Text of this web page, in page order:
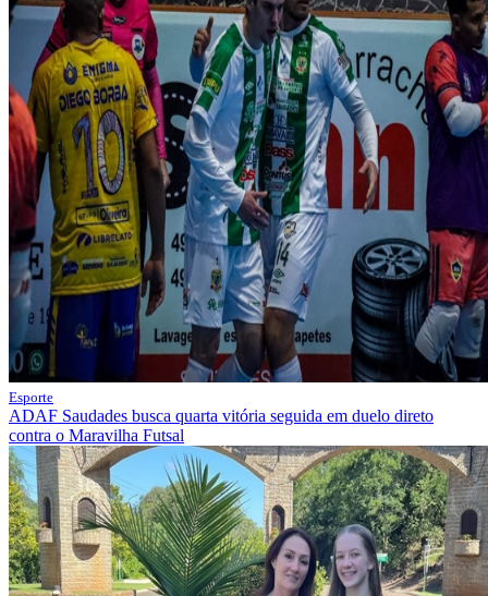
Esporte
ADAF Saudades busca quarta vitória seguida em duelo direto
contra o Maravilha Futsal